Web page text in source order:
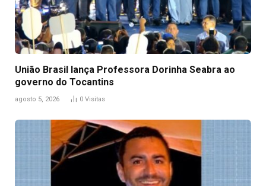
União Brasil lança Professora Dorinha Seabra ao
governo do Tocantins
agosto 5, 2026 0 Visitas